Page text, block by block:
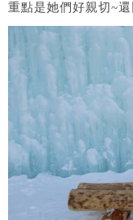
重點是她們好親切~